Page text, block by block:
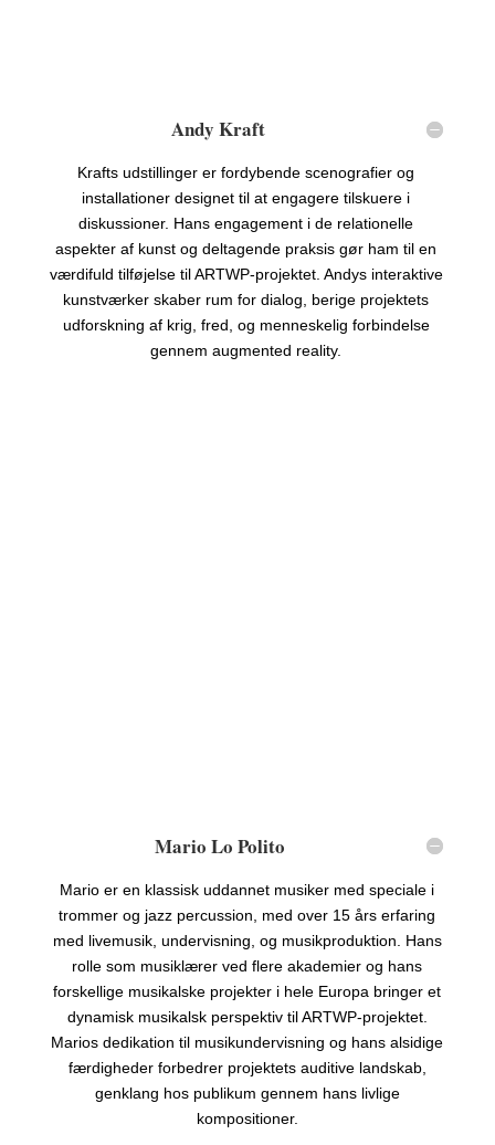
Andy Kraft
Krafts udstillinger er fordybende scenografier og
installationer designet til at engagere tilskuere i
diskussioner. Hans engagement i de relationelle
aspekter af kunst og deltagende praksis gør ham til en
værdifuld tilføjelse til ARTWP-projektet. Andys interaktive
kunstværker skaber rum for dialog, berige projektets
udforskning af krig, fred, og menneskelig forbindelse
gennem augmented reality.
Mario Lo Polito
Mario er en klassisk uddannet musiker med speciale i
trommer og jazz percussion, med over 15 års erfaring
med livemusik, undervisning, og musikproduktion. Hans
rolle som musiklærer ved flere akademier og hans
forskellige musikalske projekter i hele Europa bringer et
dynamisk musikalsk perspektiv til ARTWP-projektet.
Marios dedikation til musikundervisning og hans alsidige
færdigheder forbedrer projektets auditive landskab,
genklang hos publikum gennem hans livlige
kompositioner.